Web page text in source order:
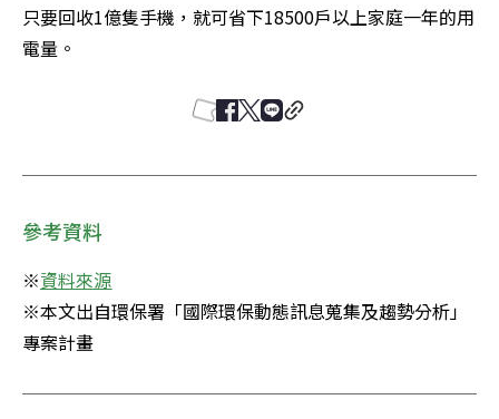
只要回收1億隻手機，就可省下18500戶以上家庭一年的用
電量。
參考資料
※資料來源
※本文出自環保署「國際環保動態訊息蒐集及趨勢分析」
專案計畫